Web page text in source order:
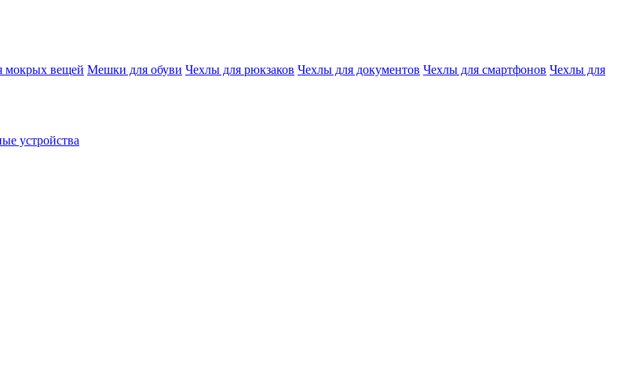
мокрых вещей Мешки для обуви Чехлы для рюкзаков Чехлы для документов Чехлы для смартфонов Чехлы для
устройства